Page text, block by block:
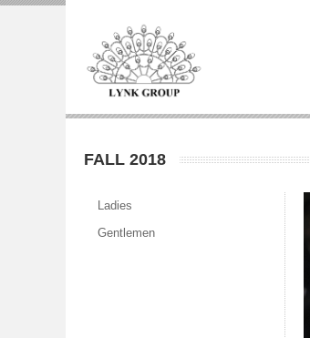
FALL 2018
Ladies
Gentlemen